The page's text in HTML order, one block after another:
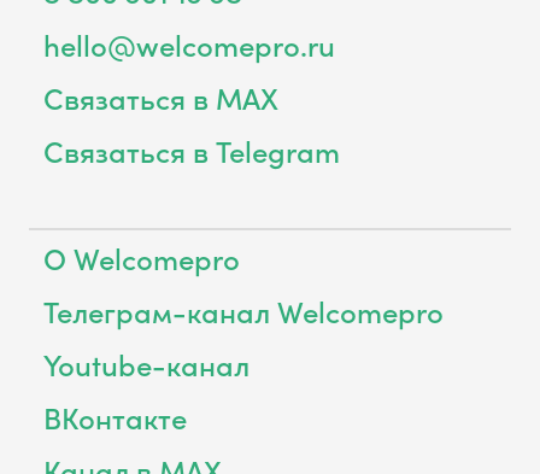
hello@welcomepro.ru
Связаться в MAX
Связаться в Telegram
О Welcomepro
Телеграм-канал Welcomepro
Youtube-канал
ВКонтакте